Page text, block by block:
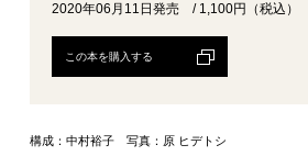
2020年06月11日発売 / 1,100円（税込）
この本を購入する
構成：中村裕子 写真：原 ヒデトシ